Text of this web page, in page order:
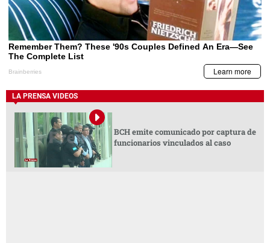
LA PRENSA VIDEOS
BCH emite comunicado por captura de
funcionarios vinculados al caso